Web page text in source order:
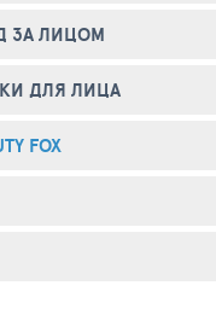
ЗА ЛИЦОМ
ДЛЯ ЛИЦА
FOX